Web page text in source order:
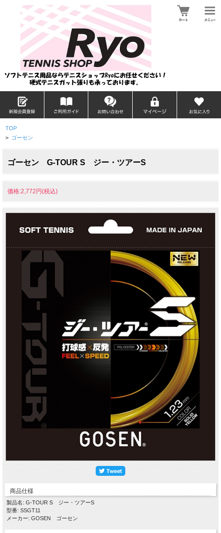
TOP
> ゴーセン
ゴーセン G-TOUR S ジー・ツアーS
価格:2,772円(税込)
商品仕様
製品名: G-TOUR S ジー・ツアーS
型番: SSGT11
メーカー: GOSEN ゴーセン